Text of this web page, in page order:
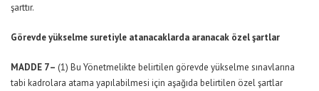
şarttır.
Görevde yükselme suretiyle atanacaklarda aranacak özel şartlar
MADDE 7 – (1) Bu Yönetmelikte belirtilen görevde yükselme sınavlarına
tabi kadrolara atama yapılabilmesi için aşağıda belirtilen özel şartlar